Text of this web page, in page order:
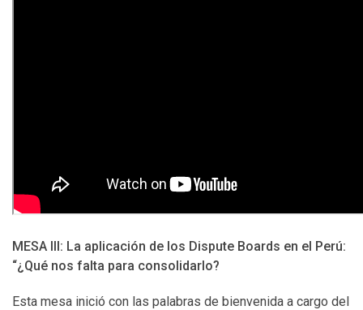
MESA III: La aplicación de los Dispute Boards en el Perú:
“¿Qué nos falta para consolidarlo?
Esta mesa inició con las palabras de bienvenida a cargo del